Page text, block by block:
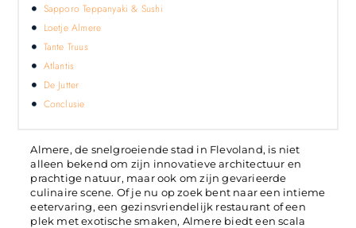
Almere, de snelgroeiende stad in Flevoland, is niet
alleen bekend om zijn innovatieve architectuur en
prachtige natuur, maar ook om zijn gevarieerde
culinaire scene. Of je nu op zoek bent naar een intieme
eetervaring, een gezinsvriendelijk restaurant of een
plek met exotische smaken, Almere biedt een scala
Sapporo Teppanyaki & Sushi
Loetje Almere
Tante Truus
Atlantis
De Jutter
Conclusie